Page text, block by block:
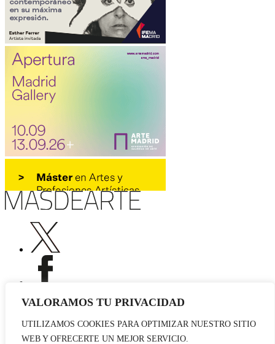
VALORAMOS TU PRIVACIDAD
UTILIZAMOS COOKIES PARA OPTIMIZAR NUESTRO SITIO
WEB Y OFRECERTE UN MEJOR SERVICIO.
Publicidad